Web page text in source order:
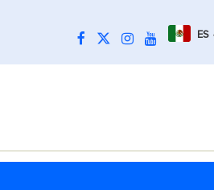
ES